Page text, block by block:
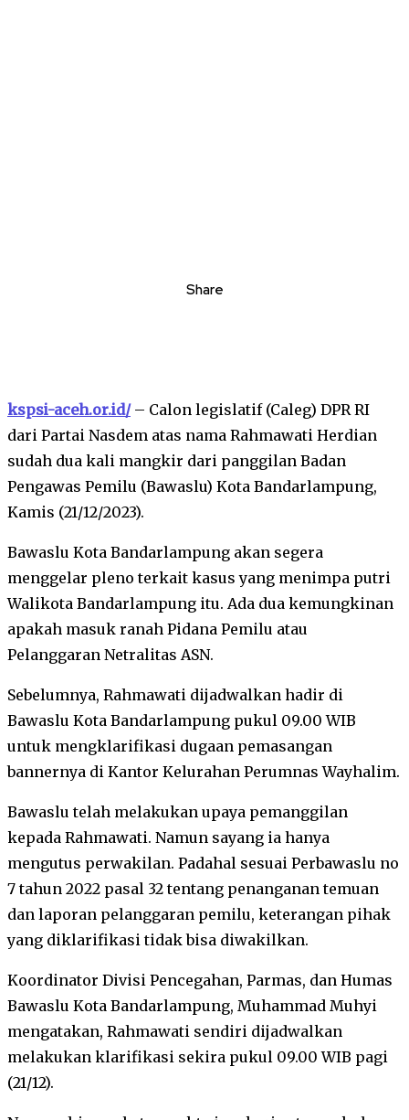
Share
kspsi-aceh.or.id/– Calon legislatif (Caleg) DPR RI
dari Partai Nasdem atas nama Rahmawati Herdian
sudah dua kali mangkir dari panggilan Badan
Pengawas Pemilu (Bawaslu) Kota Bandarlampung,
Kamis (21/12/2023).
Bawaslu Kota Bandarlampung akan segera
menggelar pleno terkait kasus yang menimpa putri
Walikota Bandarlampung itu. Ada dua kemungkinan
apakah masuk ranah Pidana Pemilu atau
Pelanggaran Netralitas ASN.
Sebelumnya, Rahmawati dijadwalkan hadir di
Bawaslu Kota Bandarlampung pukul 09.00 WIB
untuk mengklarifikasi dugaan pemasangan
bannernya di Kantor Kelurahan Perumnas Wayhalim.
Bawaslu telah melakukan upaya pemanggilan
kepada Rahmawati. Namun sayang ia hanya
mengutus perwakilan. Padahal sesuai Perbawaslu no
7 tahun 2022 pasal 32 tentang penanganan temuan
dan laporan pelanggaran pemilu, keterangan pihak
yang diklarifikasi tidak bisa diwakilkan.
Koordinator Divisi Pencegahan, Parmas, dan Humas
Bawaslu Kota Bandarlampung, Muhammad Muhyi
mengatakan, Rahmawati sendiri dijadwalkan
melakukan klarifikasi sekira pukul 09.00 WIB pagi
(21/12).